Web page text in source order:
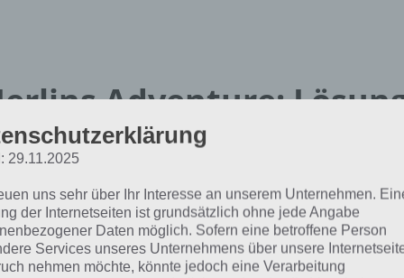
Adventure:
sich bei Merlins Adventure um ein 2D Plattform Spiel
nicht so gut. Entsprechend haben wir ein Video
für euch.
29.11.2025
uns sehr über Ihr Interesse an unserem Unternehmen.
der Internetseiten ist grundsätzlich ohne jede Angabe
Daten möglich. Sofern eine betroffene Person
Services unseres Unternehmens über unsere
nehmen möchte, könnte jedoch eine Verarbeitung